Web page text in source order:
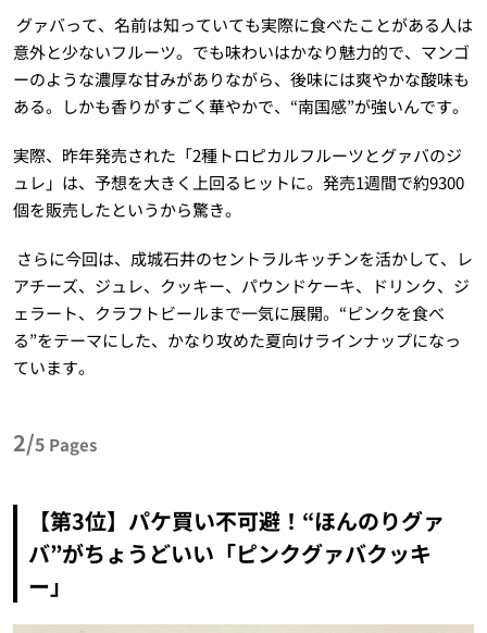
グァバって、名前は知っていても実際に食べたことがある人は
意外と少ないフルーツ。でも味わいはかなり魅力的で、マンゴ
ーのような濃厚な甘みがありながら、後味には爽やかな酸味も
ある。しかも香りがすごく華やかで、“南国感”が強いんです。
実際、昨年発売された「2種トロピカルフルーツとグァバのジ
ュレ」は、予想を大きく上回るヒットに。発売1週間で約9300
個を販売したというから驚き。
さらに今回は、成城石井のセントラルキッチンを活かして、レ
アチーズ、ジュレ、クッキー、パウンドケーキ、ドリンク、ジ
ェラート、クラフトビールまで一気に展開。“ピンクを食べ
る”をテーマにした、かなり攻めた夏向けラインナップになっ
ています。
2/5 Pages
【第3位】パケ買い不可避！“ほんのりグァ
バ”がちょうどいい「ピンクグァバクッキ
ー」